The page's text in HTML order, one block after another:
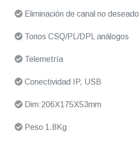
Eliminación de canal no deseado
Tonos CSQ/PL/DPL análogos
Telemetría
Conectividad IP, USB
Dim:206X175X53mm
Peso 1.8Kg